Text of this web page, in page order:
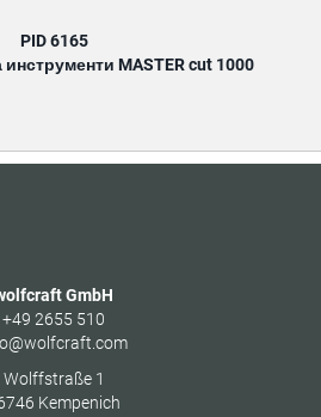
PID 6165
MASTER cut 1000
GmbH
+49 2655 510
Wolffstraße 1
Kempenich